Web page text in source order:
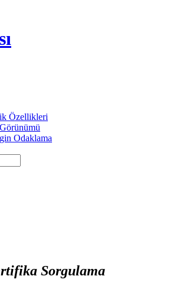
Özellikleri
Odaklama
Sorgulama